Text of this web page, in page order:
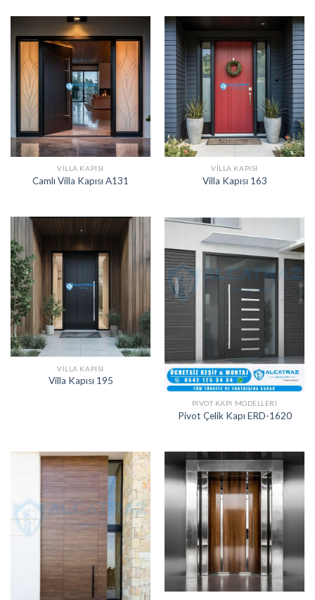
VILLA KAPISI
Camlı Villa Kapısı A131
VILLA KAPISI
Villa Kapısı 163
VILLA KAPISI
Villa Kapısı 195
PIVOT KAPI MODELLERI
Pivot Çelik Kapı ERD-1620